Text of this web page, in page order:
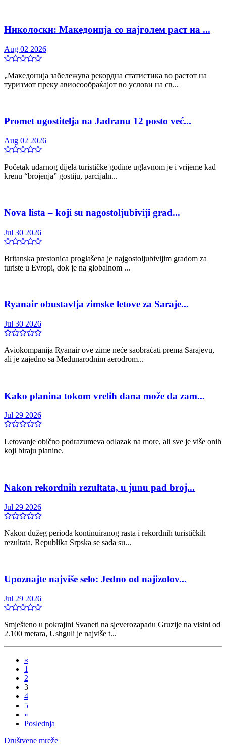
Николоски: Македонија со најголем раст на ...
Aug 02 2026
„Македонија забележува рекордна статистика во растот на
туризмот преку авиосообраќајот во услови на св...
Promet ugostitelja na Jadranu 12 posto već...
Aug 02 2026
Početak udarnog dijela turističke godine uglavnom je i vrijeme kad
krenu “brojenja” gostiju, parcijaln...
Nova lista – koji su nagostoljubiviji grad...
Jul 30 2026
Britanska prestonica proglašena je najgostoljubivijim gradom za
turiste u Evropi, dok je na globalnom ...
Ryanair obustavlja zimske letove za Saraje...
Jul 30 2026
Aviokompanija Ryanair ove zime neće saobraćati prema Sarajevu,
ali je zajedno sa Međunarodnim aerodrom...
Kako planina tokom vrelih dana može da zam...
Jul 29 2026
Letovanje obično podrazumeva odlazak na more, ali sve je više onih
koji biraju planine.
Nakon rekordnih rezultata, u junu pad broj...
Jul 29 2026
Nakon dužeg perioda kontinuiranog rasta i rekordnih turističkih
rezultata, Republika Srpska se sada su...
Upoznajte najviše selo: Jedno od najizolov...
Jul 29 2026
Smješteno u pokrajini Svaneti na sjeverozapadu Gruzije na visini od
2.100 metara, Ushguli je najviše t...
«
1
2
3
4
5
»
Poslednja
Društvene mreže